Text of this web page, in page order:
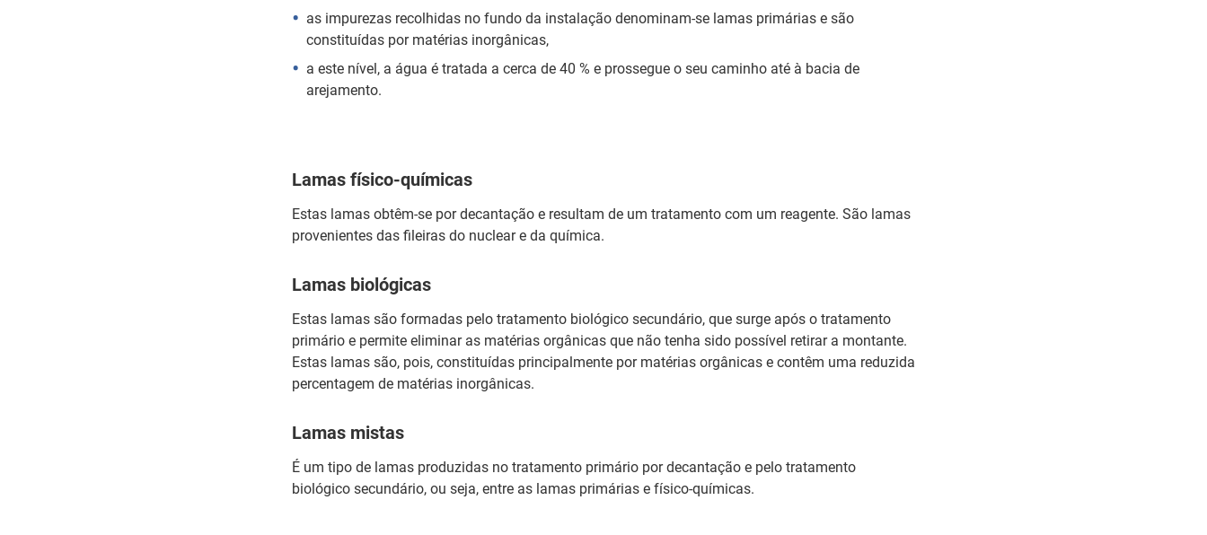
as impurezas recolhidas no fundo da instalação denominam-se lamas primárias e são
constituídas por matérias inorgânicas,
a este nível, a água é tratada a cerca de 40 % e prossegue o seu caminho até à bacia de
arejamento.
Lamas físico-químicas
Estas lamas obtêm-se por decantação e resultam de um tratamento com um reagente. São lamas
provenientes das fileiras do nuclear e da química.
Lamas biológicas
Estas lamas são formadas pelo tratamento biológico secundário, que surge após o tratamento
primário e permite eliminar as matérias orgânicas que não tenha sido possível retirar a montante.
Estas lamas são, pois, constituídas principalmente por matérias orgânicas e contêm uma reduzida
percentagem de matérias inorgânicas.
Lamas mistas
É um tipo de lamas produzidas no tratamento primário por decantação e pelo tratamento
biológico secundário, ou seja, entre as lamas primárias e físico-químicas.